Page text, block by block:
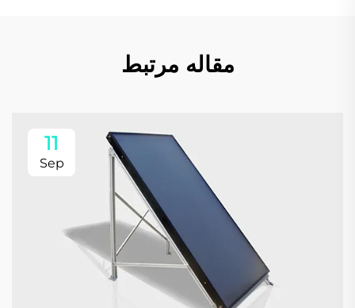
مقاله مرتبط
11
Sep